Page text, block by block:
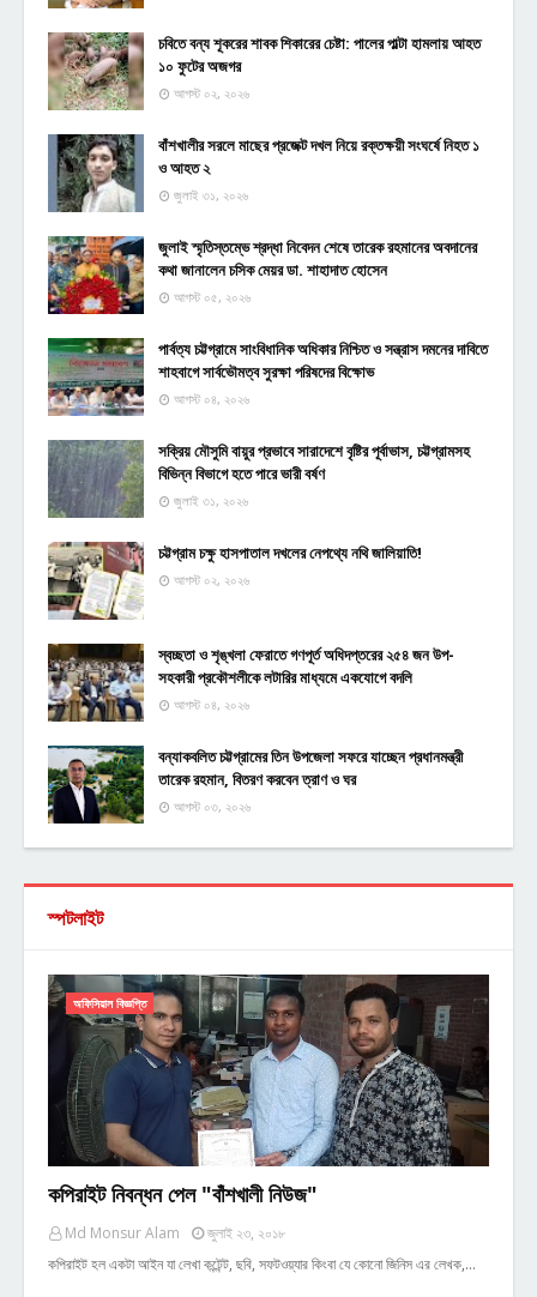
চবিতে বন্য শূকরের শাবক শিকারের চেষ্টা: পালের পাল্টা হামলায় আহত
১০ ফুটের অজগর
আগস্ট ০২, ২০২৬
বাঁশখালীর সরলে মাছের প্রজেক্ট দখল নিয়ে রক্তক্ষয়ী সংঘর্ষে নিহত ১
ও আহত ২
জুলাই ৩১, ২০২৬
জুলাই স্মৃতিস্তম্ভে শ্রদ্ধা নিবেদন শেষে তারেক রহমানের অবদানের
কথা জানালেন চসিক মেয়র ডা. শাহাদাত হোসেন
আগস্ট ০৫, ২০২৬
পার্বত্য চট্টগ্রামে সাংবিধানিক অধিকার নিশ্চিত ও সন্ত্রাস দমনের দাবিতে
শাহবাগে সার্বভৌমত্ব সুরক্ষা পরিষদের বিক্ষোভ
আগস্ট ০৪, ২০২৬
সক্রিয় মৌসুমি বায়ুর প্রভাবে সারাদেশে বৃষ্টির পূর্বাভাস, চট্টগ্রামসহ
বিভিন্ন বিভাগে হতে পারে ভারী বর্ষণ
জুলাই ৩১, ২০২৬
চট্টগ্রাম চক্ষু হাসপাতাল দখলের নেপথ্যে নথি জালিয়াতি!
আগস্ট ০২, ২০২৬
স্বচ্ছতা ও শৃঙ্খলা ফেরাতে গণপূর্ত অধিদপ্তরের ২৫৪ জন উপ-
সহকারী প্রকৌশলীকে লটারির মাধ্যমে একযোগে বদলি
আগস্ট ০৪, ২০২৬
বন্যাকবলিত চট্টগ্রামের তিন উপজেলা সফরে যাচ্ছেন প্রধানমন্ত্রী
তারেক রহমান, বিতরণ করবেন ত্রাণ ও ঘর
আগস্ট ০৩, ২০২৬
স্পটলাইট
অফিসিয়াল বিজ্ঞপ্তি
কপিরাইট নিবন্ধন পেল "বাঁশখালী নিউজ"
Md Monsur Alam
জুলাই ২৩, ২০১৮
কপিরাইট হল একটা আইন যা লেখা কন্টেন্ট, ছবি, সফটওয়্যার কিংবা যে কোনো জিনিস এর লেখক,…